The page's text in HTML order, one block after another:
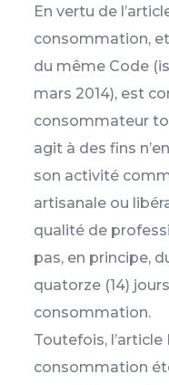
En vertu de
consommation,
du même Code
mars 2014), est
consommateur
agit à des fins
son activité
artisanale ou
qualité de
pas, en principe,
quatorze (14)
consommation.
Toutefois, l’article
consommation